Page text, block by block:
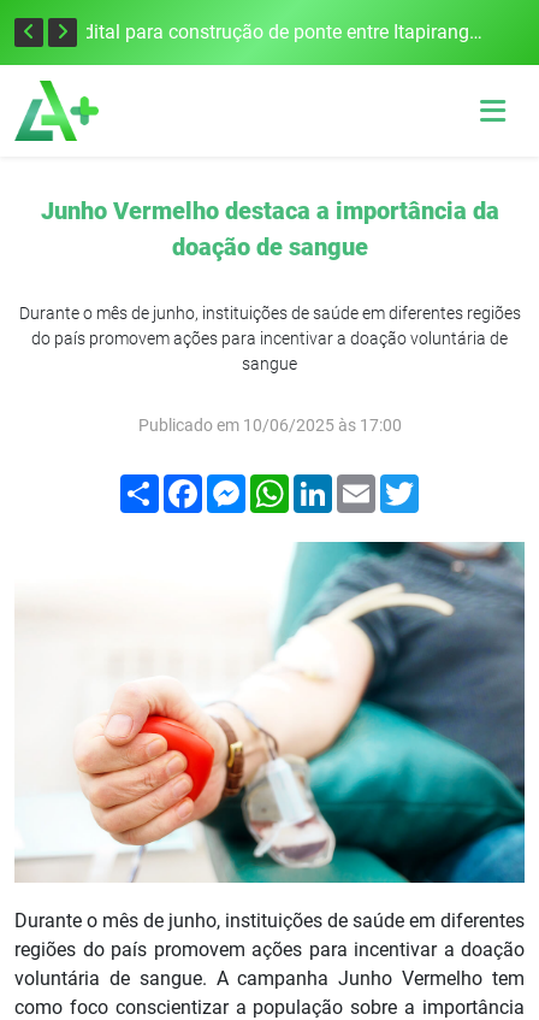
Edital para construção de ponte entre Itapiranga e Barra do Guarita deve ser lançado no segundo semestre
Junho Vermelho destaca a importância da
doação de sangue
Durante o mês de junho, instituições de saúde em diferentes regiões
do país promovem ações para incentivar a doação voluntária de
sangue
Publicado em 10/06/2025 às 17:00
Compartilhar
FacebookMessenger
WhatsApp
LinkedIn
Email
Durante o mês de junho, instituições de saúde em diferentes
regiões do país promovem ações para incentivar a doação
voluntária de sangue. A campanha Junho Vermelho tem
como foco conscientizar a população sobre a importância